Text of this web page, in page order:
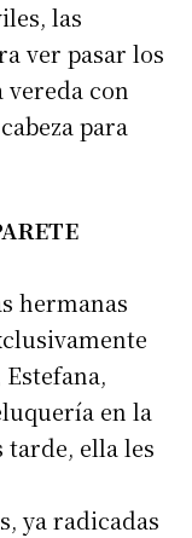
las
ver pasar los
vereda con
para
hermanas
en la
tarde, ella les
ya radicadas